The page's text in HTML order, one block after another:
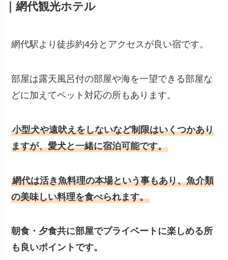
｜網代観光ホテル
網代駅より徒歩約4分とアクセスが良い宿です。
部屋は露天風呂付の部屋や海を一望できる部屋な
どに加えてペット対応の所もあります。
小型犬や遠吠えをしないなど制限はいくつかあり
ますが、愛犬と一緒に宿泊可能です。
網代は活き魚料理の本場という事もあり、魚介類
の美味しい料理を食べられます。
朝食・夕食共に部屋でプライベートに楽しめる所
も良いポイントです。